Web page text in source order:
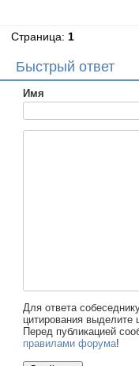
Страница:1
Быстрый ответ
Имя
Для ответа
цитирования выделите
Перед публикацией
правилами форума!